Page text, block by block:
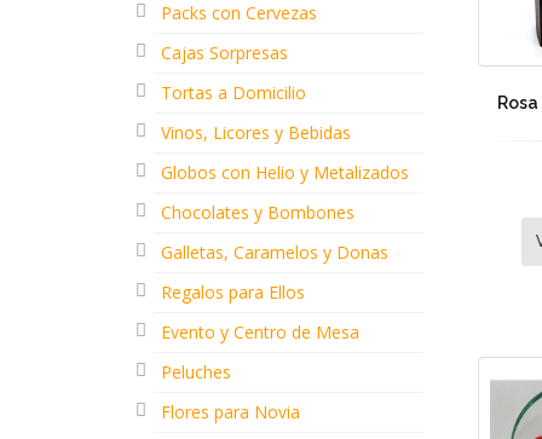
Packs con Cervezas
Cajas Sorpresas
Tortas a Domicilio
Vinos, Licores y Bebidas
Globos con Helio y Metalizados
Chocolates y Bombones
Galletas, Caramelos y Donas
Regalos para Ellos
Evento y Centro de Mesa
Peluches
Flores para Novia